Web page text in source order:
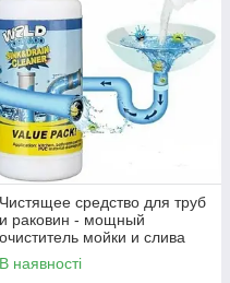
Чистящее средство для труб
и раковин - мощный
очиститель мойки и слива
Wild Tornado Sink Drain
Cleaner
В наявності